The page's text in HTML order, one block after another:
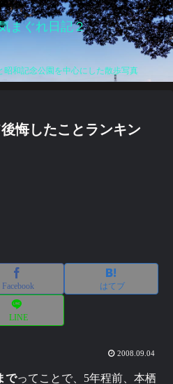
まぐれ日記２
和記念公園を中心にした散歩写真
悔したことランキン
Facebook はてブ
LINE
2008.09.04
でってことで、5年程前、本栖